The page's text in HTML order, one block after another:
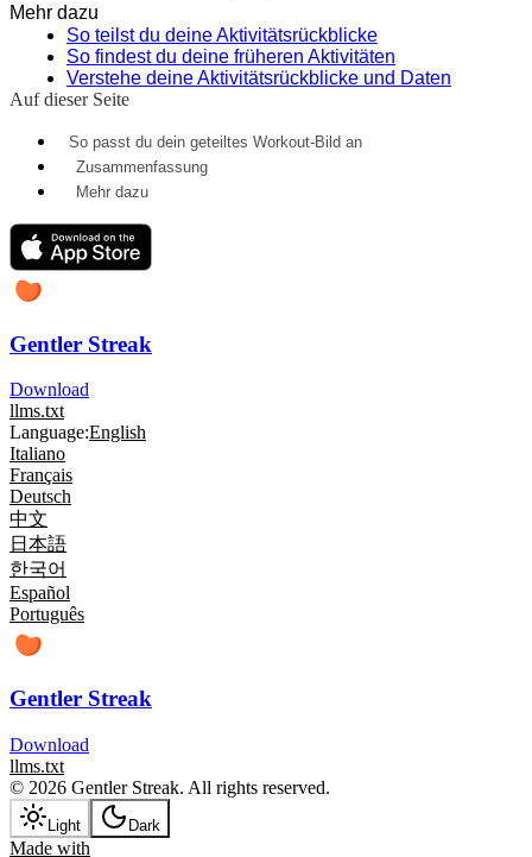
Mehr dazu
So teilst du deine Aktivitätsrückblicke
So findest du deine früheren Aktivitäten
Verstehe deine Aktivitätsrückblicke und Daten
Auf dieser Seite
So passt du dein geteiltes Workout-Bild an
Zusammenfassung
Mehr dazu
Gentler Streak
Download
llms.txt
Language:English
Italiano
Français
Deutsch
中文
日本語
한국어
Español
Português
Gentler Streak
Download
llms.txt
© 2026 Gentler Streak. All rights reserved.
Light Dark
Made with